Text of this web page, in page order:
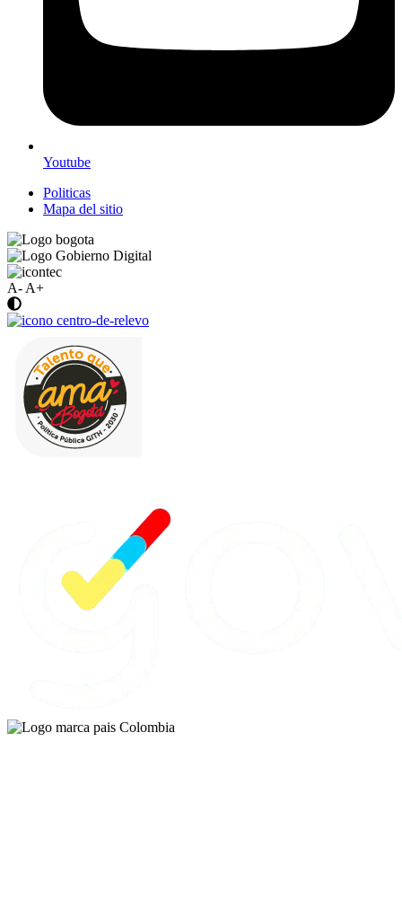
Youtube
Politicas
Mapa del sitio
A- A+